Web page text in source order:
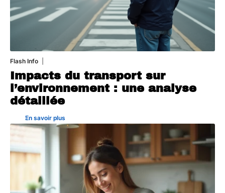
Flash Info
Impacts du transport sur
l’environnement : une analyse
détaillée
En savoir plus